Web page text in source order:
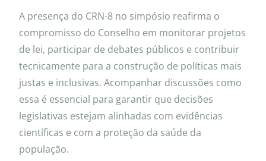
A presença do CRN-8 no simpósio reafirma o
compromisso do Conselho em monitorar projetos
de lei, participar de debates públicos e contribuir
tecnicamente para a construção de políticas mais
justas e inclusivas. Acompanhar discussões como
essa é essencial para garantir que decisões
legislativas estejam alinhadas com evidências
científicas e com a proteção da saúde da
população.